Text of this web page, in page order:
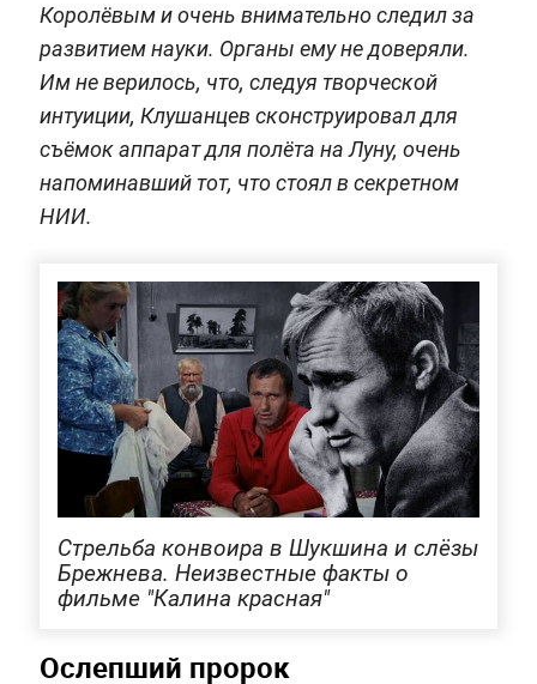
Королёвым и очень внимательно следил за
развитием науки. Органы ему не доверяли.
Им не верилось, что, следуя творческой
интуиции, Клушанцев сконструировал для
съёмок аппарат для полёта на Луну, очень
напоминавший тот, что стоял в секретном
НИИ.
Стрельба конвоира в Шукшина и слёзы
Брежнева. Неизвестные факты о
фильме "Калина красная"
Ослепший пророк